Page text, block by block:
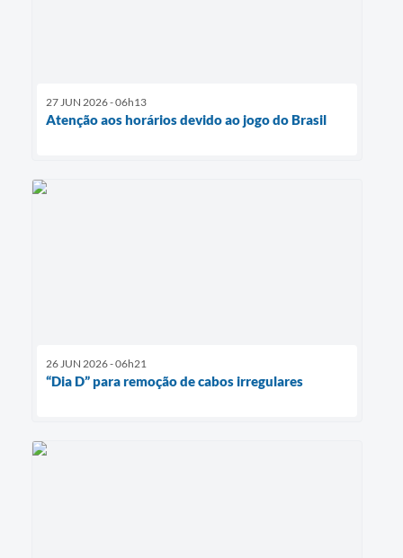
27 JUN 2026 - 06h13
Atenção aos horários devido ao jogo do Brasil
26 JUN 2026 - 06h21
“Dia D” para remoção de cabos irregulares